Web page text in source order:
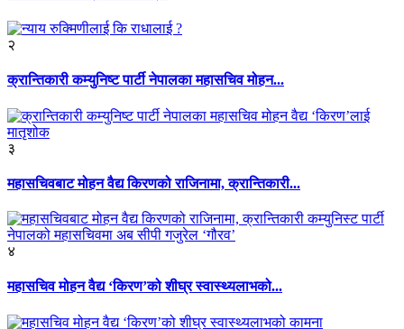
२
क्रान्तिकारी कम्युनिष्ट पार्टी नेपालका महासचिव मोहन...
३
महासचिवबाट मोहन वैद्य किरणको राजिनामा, क्रान्तिकारी...
४
महासचिव मोहन वैद्य ‘किरण’को शीघ्र स्वास्थ्यलाभको...